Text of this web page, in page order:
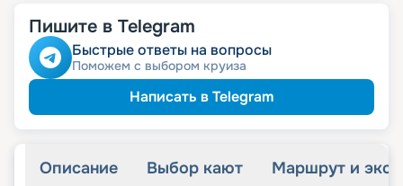
Пишите в Telegram
Быстрые ответы на вопросы
Поможем с выбором круиза
Написать в Telegram
Описание Выбор кают Маршрут и